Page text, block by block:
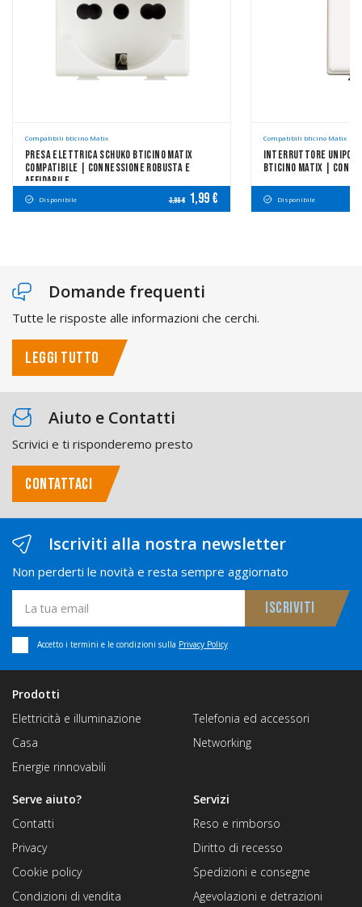
Compatibili bticino Matix
Presa Elettrica Schuko Bticino Matix
Compatibile | Connessione Robusta E
Affidabile
Disponibile 3,98 € 1,99 €
Compatibili bticino Matix
Interruttore
Bticino Matix |
Disponibile
Domande frequenti
Tutte le risposte alle informazioni che cerchi.
LEGGI TUTTO
Aiuto e Contatti
Scrivici e ti risponderemo presto
CONTATTACI
Iscriviti alla nostra newsletter
Non perderti le novità e resta sempre aggiornato
Accetto i termini e le condizioni sulla Privacy Policy
Prodotti
Elettricità e illuminazione
Casa
Energie rinnovabili
Telefonia ed accessori
Networking
Servizi
Reso e rimborso
Diritto di recesso
Spedizioni e consegne
Agevolazioni e detrazioni
Serve aiuto?
Contatti
Privacy
Cookie policy
Condizioni di vendita